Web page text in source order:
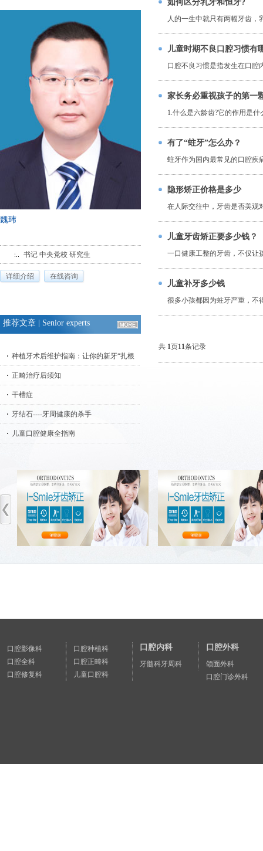
魏玮
书记 中央党校 研究生
详细介绍 在线咨询
推荐文章 | Senior experts
种植牙术后维护指南：让你的新牙“扎根
正畸治疗后须知
干槽症
牙结石----牙周健康的杀手
儿童口腔健康全指南
如何区分乳牙和恒牙?
人的一生中就只有两幅牙齿，
儿童时期不良口腔习惯有
口腔不良习惯是指发生在口腔
家长务必重视孩子的第
1.什么是六龄齿?它的作用是
有了“蛀牙”怎么办？
蛀牙作为国内最常见的口腔疾
隐形矫正价格是多少
在人际交往中，牙齿是否美观
儿童牙齿矫正要多少钱？
一口健康工整的牙齿，不仅让
儿童补牙多少钱
很多小孩都因为蛀牙严重，不
共 1页11条记录
口腔影像科
口腔全科
口腔修复科
口腔种植科
口腔正畸科
儿童口腔科
口腔内科
牙髓科牙周科
口腔外科
颌面外科
口腔门诊外科